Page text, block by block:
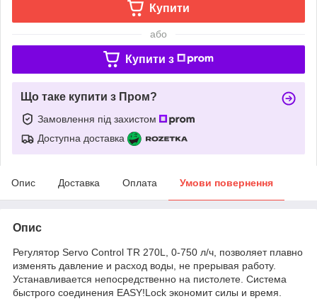
Купити
або
Купити з
Що таке купити з Пром?
Замовлення під захистом
Доступна доставка
Опис Доставка Оплата Умови повернення
Опис
Регулятор Servo Control TR 270L, 0-750 л/ч, позволяет плавно
изменять давление и расход воды, не прерывая работу.
Устанавливается непосредственно на пистолете. Система
быстрого соединения EASY!Lock экономит силы и время.